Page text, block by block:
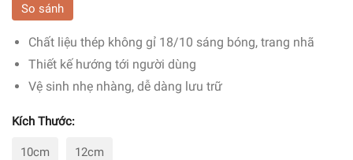
So sánh
Chất liệu thép không gỉ 18/10 sáng bóng, trang nhã
Thiết kế hướng tới người dùng
Vệ sinh nhẹ nhàng, dễ dàng lưu trữ
Kích Thước:
10cm 12cm